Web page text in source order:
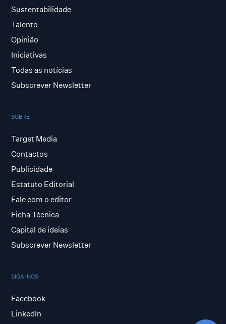
Sustentabilidade
Talento
Opinião
Iniciativas
Todas as notícias
Subscrever Newsletter
SOBRE
Target Media
Contactos
Publicidade
Estatuto Editorial
Fale com o editor
Ficha Técnica
Capital de ideias
Subscrever Newsletter
SIGA-NOS
Facebook
LinkedIn